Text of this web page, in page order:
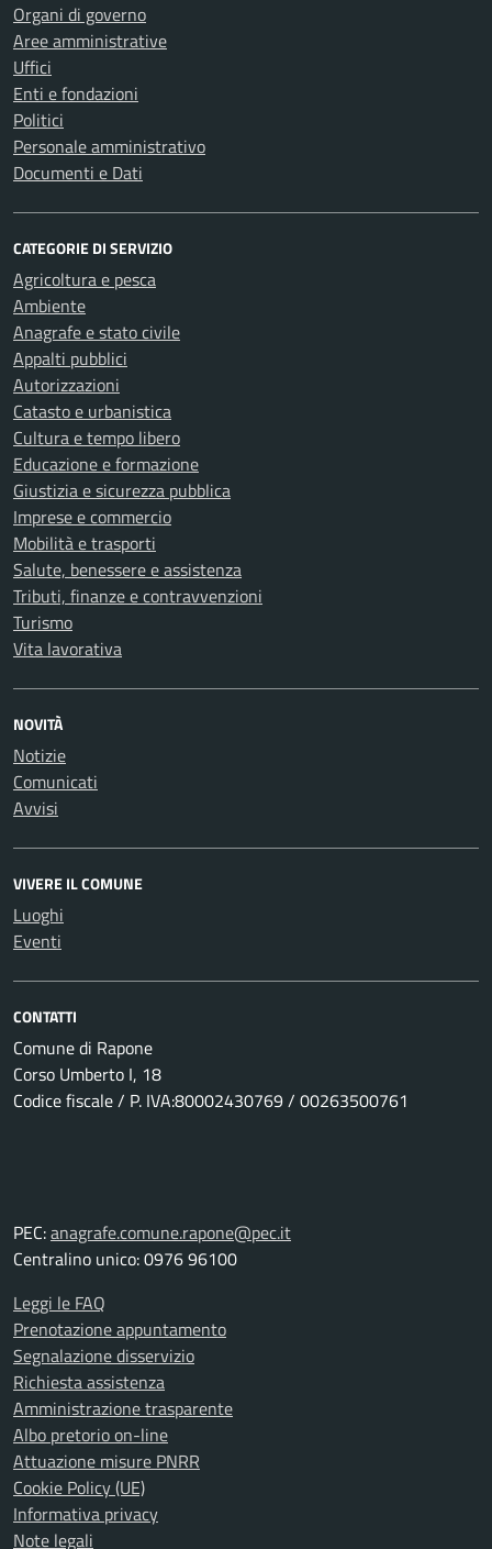
Organi di governo
Aree amministrative
Uffici
Enti e fondazioni
Politici
Personale amministrativo
Documenti e Dati
CATEGORIE DI SERVIZIO
Agricoltura e pesca
Ambiente
Anagrafe e stato civile
Appalti pubblici
Autorizzazioni
Catasto e urbanistica
Cultura e tempo libero
Educazione e formazione
Giustizia e sicurezza pubblica
Imprese e commercio
Mobilità e trasporti
Salute, benessere e assistenza
Tributi, finanze e contravvenzioni
Turismo
Vita lavorativa
NOVITÀ
Notizie
Comunicati
Avvisi
VIVERE IL COMUNE
Luoghi
Eventi
CONTATTI
Comune di Rapone
Corso Umberto I, 18
Codice fiscale / P. IVA:80002430769 / 00263500761
PEC:anagrafe.comune.rapone@pec.it
Centralino unico: 0976 96100
Leggi le FAQ
Prenotazione appuntamento
Segnalazione disservizio
Richiesta assistenza
Amministrazione trasparente
Albo pretorio on-line
Attuazione misure PNRR
Cookie Policy (UE)
Informativa privacy
Note legali